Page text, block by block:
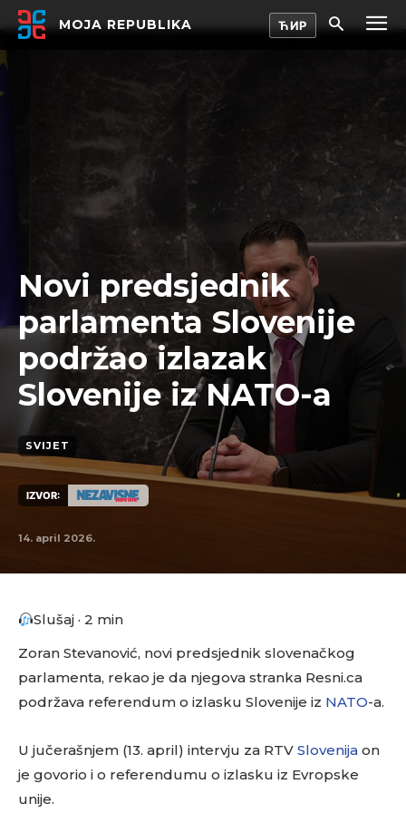
MOJA REPUBLIKA
Novi predsjednik
parlamenta Slovenije
podržao izlazak
Slovenije iz NATO-a
SVIJET
IZVOR:
14. april 2026.
Slušaj · 2 min
Zoran Stevanović, novi predsjednik slovenačkog
parlamenta, rekao je da njegova stranka Resni.ca
podržava referendum o izlasku Slovenije iz NATO-a.
U jučerašnjem (13. april) intervju za RTV Slovenija on
je govorio i o referendumu o izlasku iz Evropske
unije.